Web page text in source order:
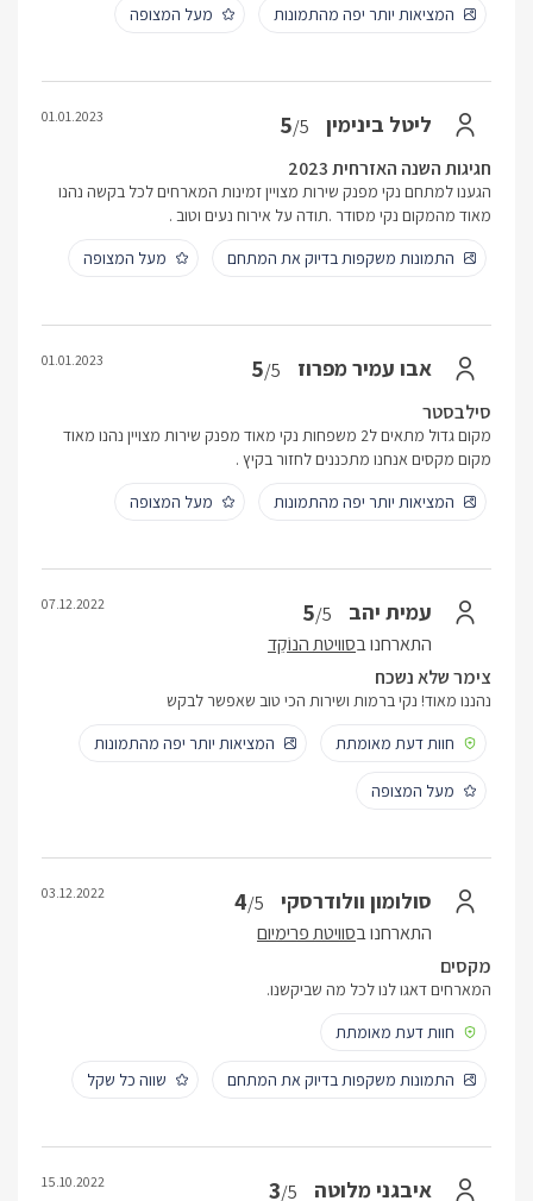
המציאות יותר יפה מהתמונות
מעל המצופה
ליטל בינימין 5/5
01.01.2023
חגיגות השנה האזרחית 2023
הגענו למתחם נקי מפנק שירות מצויין זמינות המארחים לכל בקשה נהנו
מאוד מהמקום נקי מסודר .תודה על אירוח נעים וטוב .
התמונות משקפות בדיוק את המתחם
מעל המצופה
אבו עמיר מפרוז 5/5
01.01.2023
סילבסטר
מקום גדול מתאים ל2 משפחות נקי מאוד מפנק שירות מצויין נהנו מאוד
מקום מקסים אנחנו מתכננים לחזור בקיץ .
המציאות יותר יפה מהתמונות
מעל המצופה
עמית יהב 5/5
התארחנו בסוויטת הנוֹקֵד
07.12.2022
צימר שלא נשכח
נהננו מאוד! נקי ברמות ושירות הכי טוב שאפשר לבקש
חוות דעת מאומתת
המציאות יותר יפה מהתמונות
מעל המצופה
סולומון וולודרסקי 4/5
התארחנו בסוויטת פרימיום
03.12.2022
מקסים
המארחים דאגו לנו לכל מה שביקשנו.
חוות דעת מאומתת
התמונות משקפות בדיוק את המתחם שווה כל שקל
איבגני מלוטה 3/5
15.10.2022